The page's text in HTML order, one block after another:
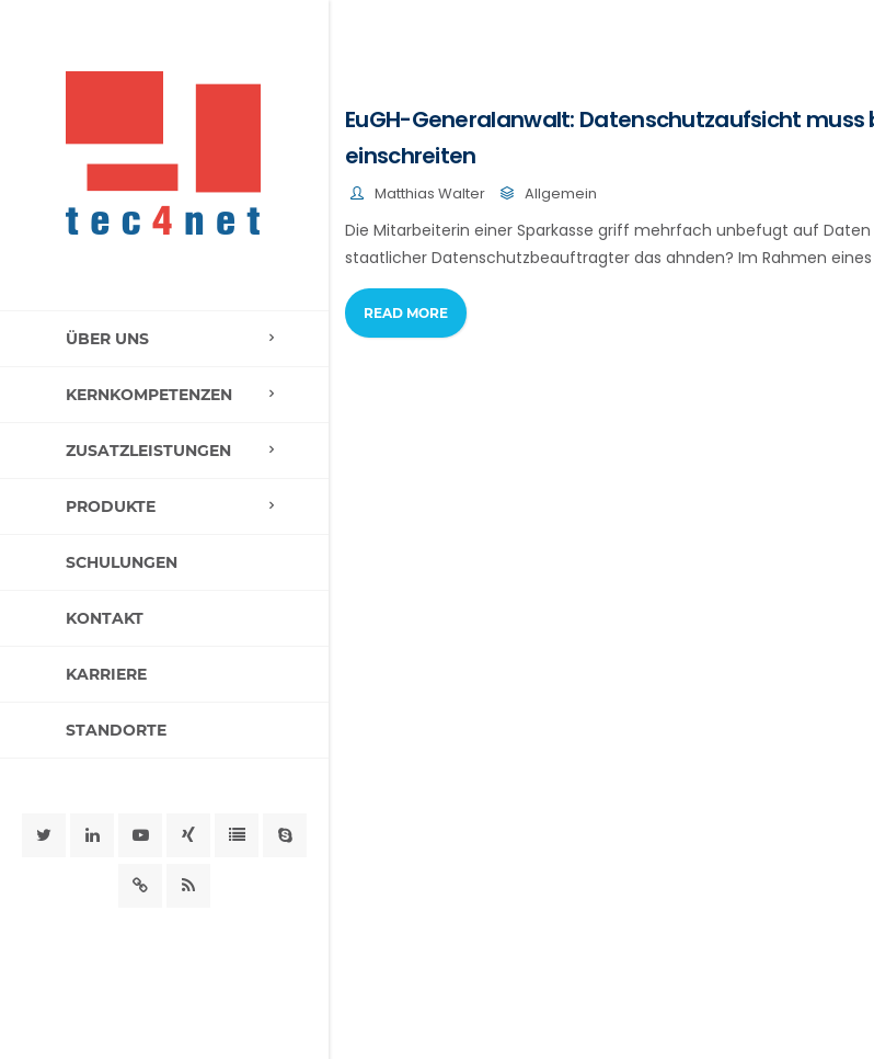
ÜBER UNS
KERNKOMPETENZEN
ZUSATZLEISTUNGEN
PRODUKTE
SCHULUNGEN
KONTAKT
KARRIERE
STANDORTE
EuGH-Generalanwalt: Datenschutzaufsicht muss
einschreiten
Matthias Walter Allgemein
Die Mitarbeiterin einer Sparkasse griff mehrfach unbefugt auf Daten
staatlicher Datenschutzbeauftragter das ahnden? Im Rahmen
READ MORE